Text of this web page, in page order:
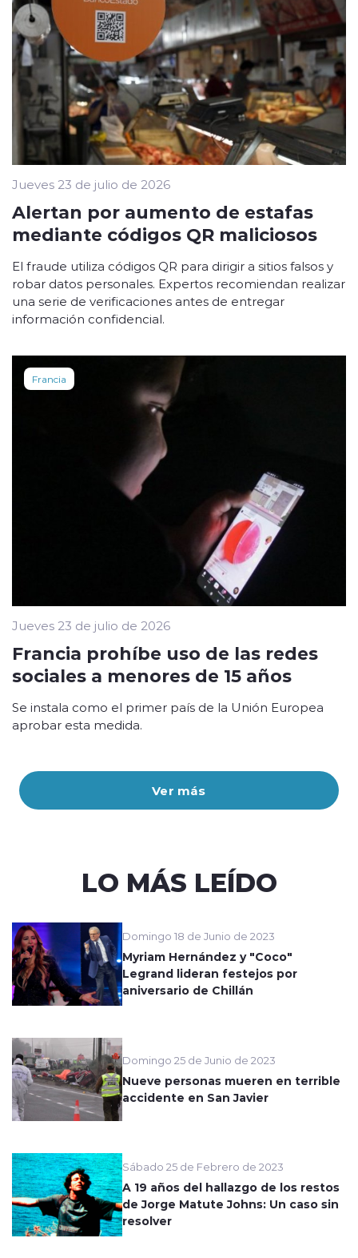
Ver más
Jueves 23 de julio de 2026
Alertan por aumento de estafas
mediante códigos QR maliciosos
El fraude utiliza códigos QR para dirigir a sitios falsos y
robar datos personales. Expertos recomiendan realizar
una serie de verificaciones antes de entregar
información confidencial.
Francia
Jueves 23 de julio de 2026
Francia prohíbe uso de las redes
sociales a menores de 15 años
Se instala como el primer país de la Unión Europea
aprobar esta medida.
LO MÁS LEÍDO
Domingo 18 de Junio de 2023
Myriam Hernández y "Coco"
Legrand lideran festejos por
aniversario de Chillán
Domingo 25 de Junio de 2023
Nueve personas mueren en terrible
accidente en San Javier
Sábado 25 de Febrero de 2023
A 19 años del hallazgo de los restos
de Jorge Matute Johns: Un caso sin
resolver